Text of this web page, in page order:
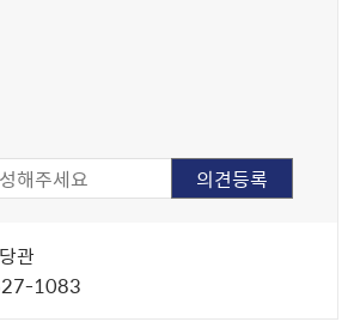
관
1083